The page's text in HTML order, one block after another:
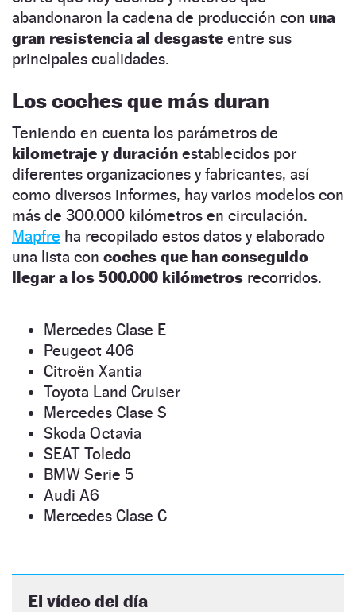
abandonaron la cadena de producción con una
gran resistencia al desgaste entre sus
principales cualidades.
Los coches que más duran
Teniendo en cuenta los parámetros de
kilometraje y duración establecidos por
diferentes organizaciones y fabricantes, así
como diversos informes, hay varios modelos con
más de 300.000 kilómetros en circulación.
Mapfre ha recopilado estos datos y elaborado
una lista con coches que han conseguido
llegar a los 500.000 kilómetros recorridos.
Mercedes Clase E
Peugeot 406
Citroën Xantia
Toyota Land Cruiser
Mercedes Clase S
Skoda Octavia
SEAT Toledo
BMW Serie 5
Audi A6
Mercedes Clase C
El vídeo del día